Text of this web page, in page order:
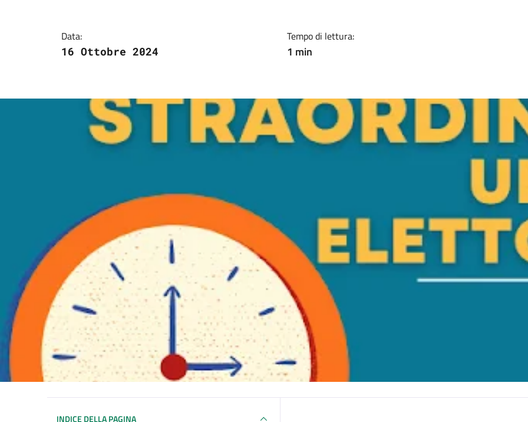
Data:
16 Ottobre 2024
Tempo di lettura:
1 min
INDICE DELLA PAGINA